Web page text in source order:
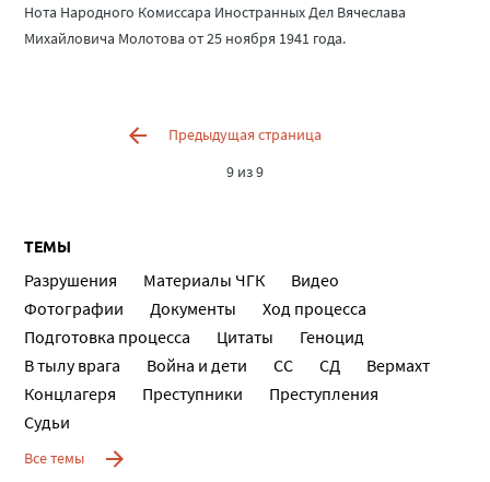
Нота Народного Комиссара Иностранных Дел Вячеслава
Михайловича Молотова от 25 ноября 1941 года.
Предыдущая страница
9 из 9
ТЕМЫ
Разрушения Материалы ЧГК
Видео
Фотографии
Документы
Ход процесса
Подготовка процесса
Цитаты
Геноцид
В тылу врага
Война и дети СС СД
Вермахт
Концлагеря
Преступники
Преступления
Судьи
Все темы